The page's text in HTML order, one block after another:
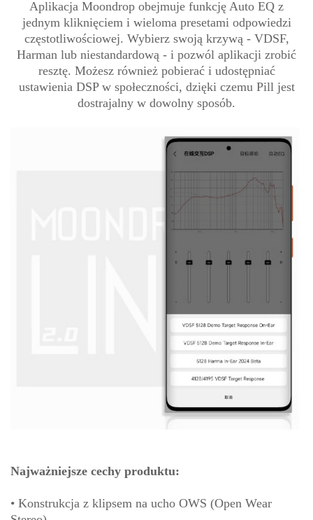
Aplikacja Moondrop obejmuje funkcję Auto EQ z
jednym kliknięciem i wieloma presetami odpowiedzi
częstotliwościowej. Wybierz swoją krzywą - VDSF,
Harman lub niestandardową - i pozwól aplikacji zrobić
resztę. Możesz również pobierać i udostępniać
ustawienia DSP w społeczności, dzięki czemu Pill jest
dostrajalny w dowolny sposób.
Najważniejsze cechy produktu:
• Konstrukcja z klipsem na ucho OWS (Open Wear